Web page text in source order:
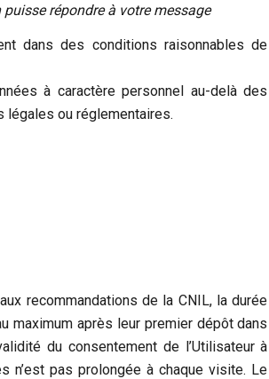
répondre à votre message
dans des conditions raisonnables de
à caractère personnel au-delà des
ou réglementaires.
recommandations de la CNIL, la durée
maximum après leur premier dépôt dans
du consentement de l’Utilisateur à
n’est pas prolongée à chaque visite. Le